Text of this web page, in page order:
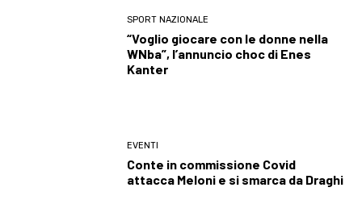
SPORT NAZIONALE
“Voglio giocare con le donne nella
WNba”, l’annuncio choc di Enes
Kanter
EVENTI
Conte in commissione Covid
attacca Meloni e si smarca da Draghi